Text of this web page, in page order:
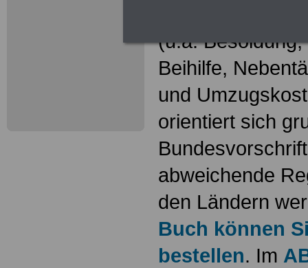
(u.a.
Beihilfe,
und
orientiert sich
abweichende
den Ländern
Buch können
bestellen. Im